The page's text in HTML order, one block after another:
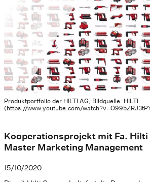
Produktportfolio der HILTI AG, Bildquelle: HILTI
(https://www.youtube.com/
Kooperationsprojekt mit Fa. Hilti
Master Marketing Management
15/10/2020